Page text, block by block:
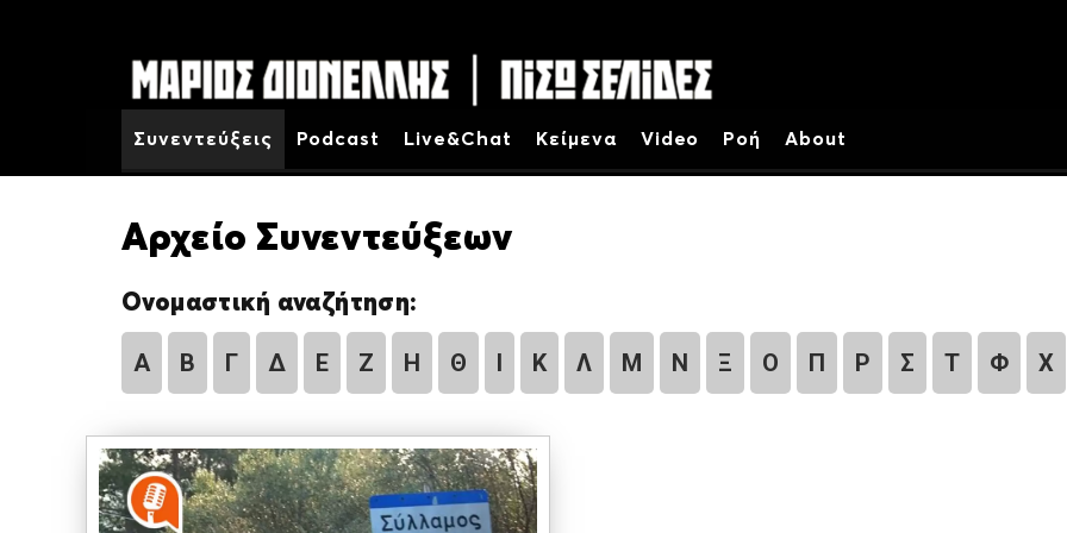
Συνεντεύξεις Podcast Live&Chat Κείμενα Video Ροή About
Αρχείο Συνεντεύξεων
Ονομαστική αναζήτηση:
Α Β Γ Δ Ε Ζ Η Θ Ι Κ Λ Μ Ν Ξ Ο Π Ρ Σ Τ Φ Χ